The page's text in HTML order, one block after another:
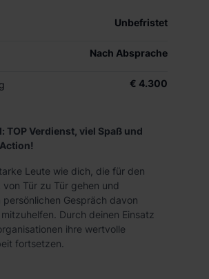
Unbefristet
Nach Absprache
€ 4.300
TOP Verdienst, viel Spaß und
Leute wie dich, die für den
Tür zu Tür gehen und
persönlichen Gespräch davon
Durch deinen Einsatz
ihre wertvolle
fortsetzen.